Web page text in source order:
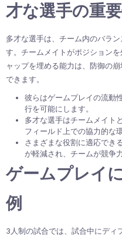
才な選手の重
多才な選手は、チーム内のバラ
す。チームメイトがポジション
ャップを埋める能力は、防御の
できます。
彼らはゲームプレイの流動
行を可能にします。
多才な選手はチームメイト
フィールド上での協力的な
さまざまな役割に適応でき
が軽減され、チームが競争
ゲームプレイ
例
3人制の試合では、試合中にディ